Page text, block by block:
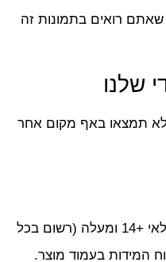
רואים בתמונות זה
שלנו
שלא תמצאו באף מקום אחר
התחפושות מתאימות לילדים מגילאי +14 ומעלה (רשום בכל
המידות בעמוד מוצר.